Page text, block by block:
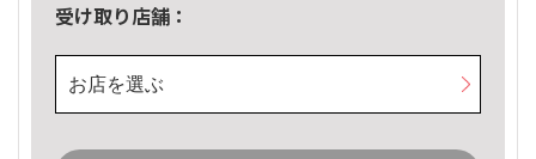
受け取り店舗：
お店を選ぶ